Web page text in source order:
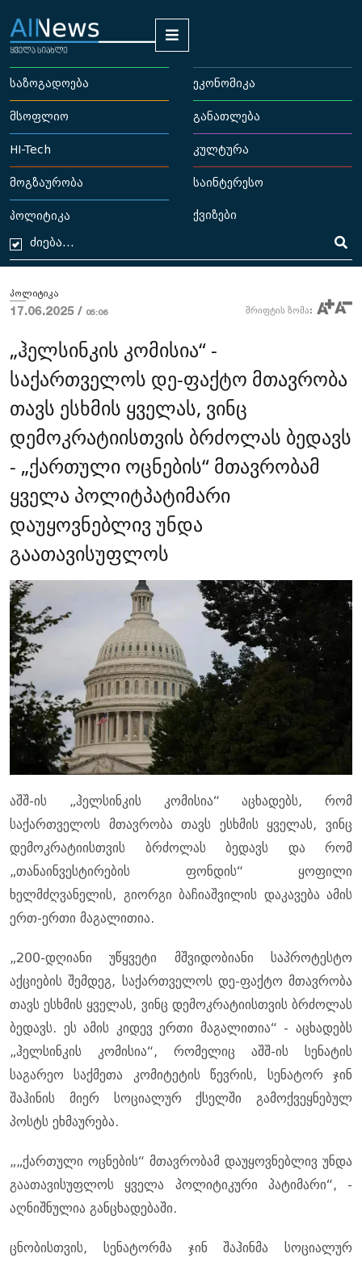
საზოგადოება ეკონომიკა
მსოფლიო განათლება
HI-Tech კულტურა
მოგზაურობა საინტერესო
პოლიტიკა ქვიზები
პოლიტიკა
17.06.2025 / 05:06 შრიფტის ზომა:
„ჰელსინკის კომისია“ -
საქართველოს დე-ფაქტო მთავრობა
თავს ესხმის ყველას, ვინც
დემოკრატიისთვის ბრძოლას ბედავს
- „ქართული ოცნების“ მთავრობამ
ყველა პოლიტპატიმარი
დაუყოვნებლივ უნდა
გაათავისუფლოს
აშშ-ის „ჰელსინკის კომისია“ აცხადებს, რომ
საქართველოს მთავრობა თავს ესხმის ყველას, ვინც
დემოკრატიისთვის ბრძოლას ბედავს და რომ
„თანაინვესტირების ფონდის“ ყოფილი
ხელმძღვანელის, გიორგი ბაჩიაშვილის დაკავება ამის
ერთ-ერთი მაგალითია.
„200-დღიანი უწყვეტი მშვიდობიანი საპროტესტო
აქციების შემდეგ, საქართველოს დე-ფაქტო მთავრობა
თავს ესხმის ყველას, ვინც დემოკრატიისთვის ბრძოლას
ბედავს. ეს ამის კიდევ ერთი მაგალითია“ - აცხადებს
„ჰელსინკის კომისია“, რომელიც აშშ-ის სენატის
საგარეო საქმეთა კომიტეტის წევრის, სენატორ ჯინ
შაჰინის მიერ სოციალურ ქსელში გამოქვეყნებულ
პოსტს ეხმაურება.
„„ქართული ოცნების“ მთავრობამ დაუყოვნებლივ უნდა
გაათავისუფლოს ყველა პოლიტიკური პატიმარი“, -
აღნიშნულია განცხადებაში.
ცნობისთვის, სენატორმა ჯინ შაჰინმა სოციალურ